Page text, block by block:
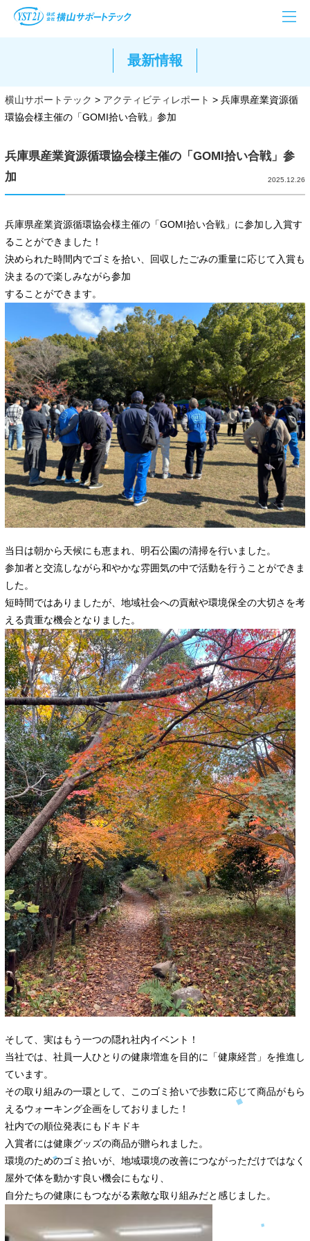
最新情報
横山サポートテック > アクティビティレポート > 兵庫県産業資源循
環協会様主催の「GOMI拾い合戦」参加
兵庫県産業資源循環協会様主催の「GOMI拾い合戦」参
加
2025.12.26
兵庫県産業資源循環協会様主催の「GOMI拾い合戦」に参加し入賞す
ることができました！
決められた時間内でゴミを拾い、回収したごみの重量に応じて入賞も
決まるので楽しみながら参加
することができます。
当日は朝から天候にも恵まれ、明石公園の清掃を行いました。
参加者と交流しながら和やかな雰囲気の中で活動を行うことができま
した。
短時間ではありましたが、地域社会への貢献や環境保全の大切さを考
える貴重な機会となりました。
そして、実はもう一つの隠れ社内イベント！
当社では、社員一人ひとりの健康増進を目的に「健康経営」を推進し
ています。
その取り組みの一環として、このゴミ拾いで歩数に応じて商品がもら
えるウォーキング企画をしておりました！
社内での順位発表にもドキドキ
入賞者には健康グッズの商品が贈られました。
環境のためのゴミ拾いが、地域環境の改善につながっただけではなく
屋外で体を動かす良い機会にもなり、
自分たちの健康にもつながる素敵な取り組みだと感じました。